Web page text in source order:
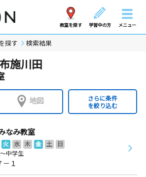
教室を探す 学習中の方 メニュー
探す 検索結果
施川田
地図
さらに条件
を絞り込む
なみ教室
火 水 木 金 土
日
中学生
１